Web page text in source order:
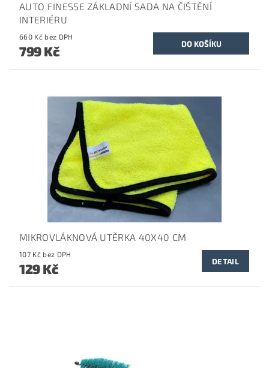
AUTO FINESSE ZÁKLADNÍ SADA NA ČIŠTĚNÍ
INTERIÉRU
660 Kč bez DPH
799 Kč
MIKROVLÁKNOVÁ UTĚRKA 40X40 CM
107 Kč bez DPH
129 Kč DETAIL